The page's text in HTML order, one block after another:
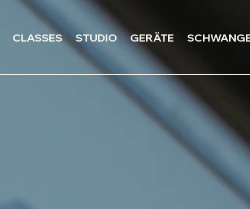
CLASSES STUDIO GERÄTE